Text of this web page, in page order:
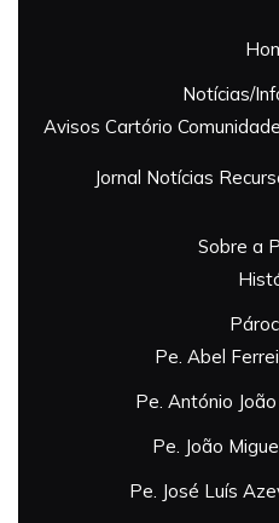
Notícias/
Avisos Cartório
Jornal Notícias
Sobre a
Pe. Abel
Pe. António
Pe. João
Pe. José Luís